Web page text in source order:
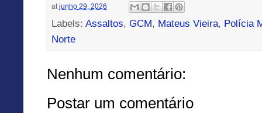
at junho 29, 2026
Labels: Assaltos, GCM, Mateus Vieira, Polícia
Norte
Nenhum comentário:
Postar um comentário